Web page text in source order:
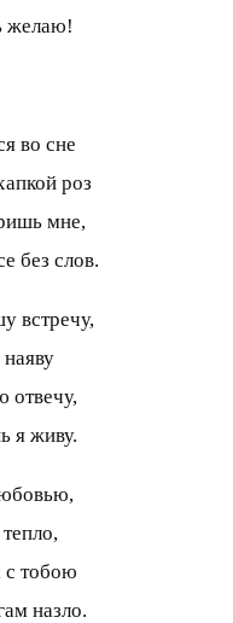
желаю!
во сне
роз
мне,
без слов.
встречу,
отвечу,
я живу.
с тобою
назло.